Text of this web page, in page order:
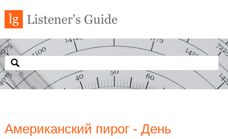
Американский пирог - День